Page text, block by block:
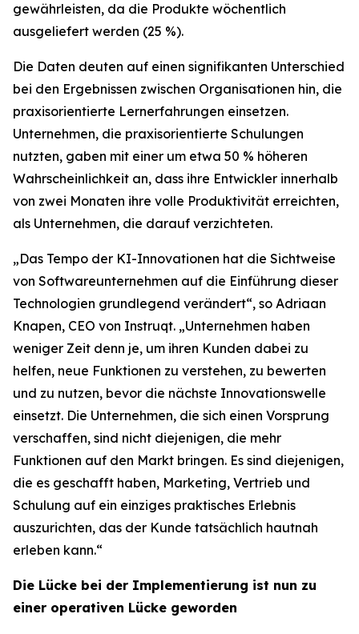
gewährleisten, da die Produkte wöchentlich
ausgeliefert werden (25 %).
Die Daten deuten auf einen signifikanten Unterschied
bei den Ergebnissen zwischen Organisationen hin, die
praxisorientierte Lernerfahrungen einsetzen.
Unternehmen, die praxisorientierte Schulungen
nutzten, gaben mit einer um etwa 50 % höheren
Wahrscheinlichkeit an, dass ihre Entwickler innerhalb
von zwei Monaten ihre volle Produktivität erreichten,
als Unternehmen, die darauf verzichteten.
„Das Tempo der KI-Innovationen hat die Sichtweise
von Softwareunternehmen auf die Einführung dieser
Technologien grundlegend verändert“, so Adriaan
Knapen, CEO von Instruqt. „Unternehmen haben
weniger Zeit denn je, um ihren Kunden dabei zu
helfen, neue Funktionen zu verstehen, zu bewerten
und zu nutzen, bevor die nächste Innovationswelle
einsetzt. Die Unternehmen, die sich einen Vorsprung
verschaffen, sind nicht diejenigen, die mehr
Funktionen auf den Markt bringen. Es sind diejenigen,
die es geschafft haben, Marketing, Vertrieb und
Schulung auf ein einziges praktisches Erlebnis
auszurichten, das der Kunde tatsächlich hautnah
erleben kann.“
Die Lücke bei der Implementierung ist nun zu
einer operativen Lücke geworden